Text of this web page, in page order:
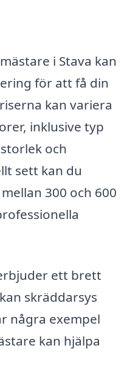
i Stava kan
för att få din
kan variera
inklusive typ
och
sett kan du
300 och 600
ett brett
skräddarsys
några exempel
kan hjälpa